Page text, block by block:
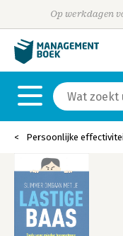
Op werkdagen
Persoonlijke